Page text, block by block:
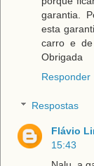
garantia.
esta
carro e de
Obrigada
Responder
Respostas
Flávio
15:43